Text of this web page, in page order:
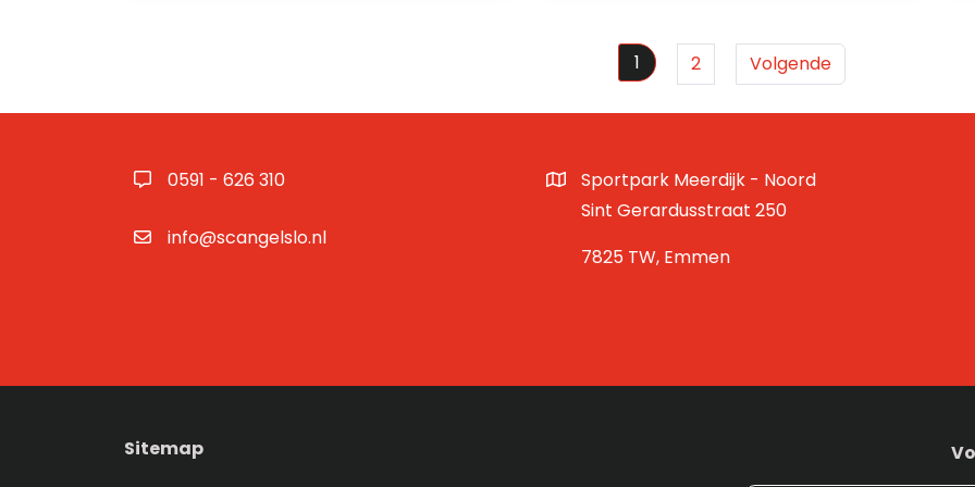
1 2 Volgende
0591 - 626 310
info@scangelslo.nl
Sportpark Meerdijk - Noord
Sint Gerardusstraat 250
7825 TW, Emmen
Sitemap